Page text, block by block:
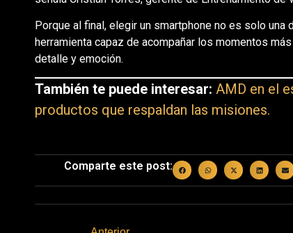
Porque al final, elegir un smartphone no es solo
herramienta capaz de acompañar los momentos
detalle y emoción.
También te puede interesar: AMD en el
productos que respaldan las misiones.
Comparte este post: